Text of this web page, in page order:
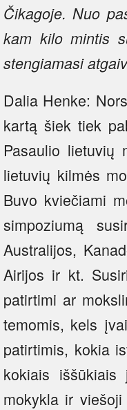
Čikagoje. Nuo
kam kilo mintis
stengiamasi
Dalia Henke:
kartą šiek tiek
Pasaulio lietuvių
lietuvių kilmės
Buvo kviečiami
simpoziumą
Australijos,
Airijos ir kt.
patirtimi ar
temomis, kels
patirtimis, kokia
kokiais
mokykla ir